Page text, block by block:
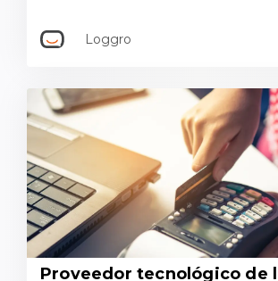
Loggro
Proveedor tecnológico de